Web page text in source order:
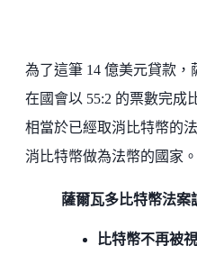
為了這筆 14 億美元貸款，
在國會以 55:2 的票數完成
相當於已經取消比特幣的
消比特幣做為法幣的國家。
薩爾瓦多比特幣法案
比特幣不再被